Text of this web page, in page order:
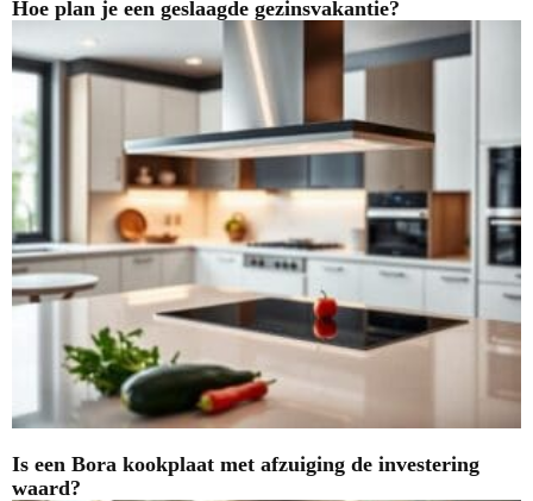
Hoe plan je een geslaagde gezinsvakantie?
Is een Bora kookplaat met afzuiging de investering
waard?